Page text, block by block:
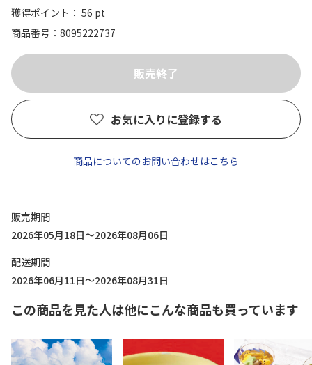
獲得ポイント： 56 pt
商品番号
8095222737
お気に入りに登録する
商品についてのお問い合わせはこちら
販売期間
2026年05月18日～2026年08月06日
配送期間
2026年06月11日～2026年08月31日
この商品を見た人は他にこんな商品も買っています